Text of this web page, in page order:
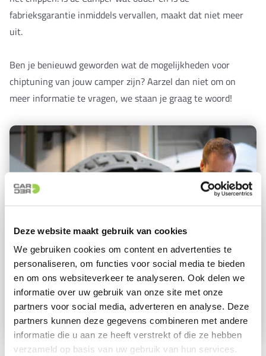
Deze website maakt gebruik van cookies
We gebruiken cookies om content en advertenties te
personaliseren, om functies voor social media te bieden
en om ons websiteverkeer te analyseren. Ook delen we
informatie over uw gebruik van onze site met onze
partners voor social media, adverteren en analyse. Deze
partners kunnen deze gegevens combineren met andere
informatie die u aan ze heeft verstrekt of die ze hebben
verzameld op basis van uw gebruik van hun services.
fabrieksgarantie inmiddels vervallen, maakt dat niet meer
uit.
Ben je benieuwd geworden wat de mogelijkheden voor
chiptuning van jouw camper zijn? Aarzel dan niet om on
meer informatie te vragen, we staan je graag te woord!